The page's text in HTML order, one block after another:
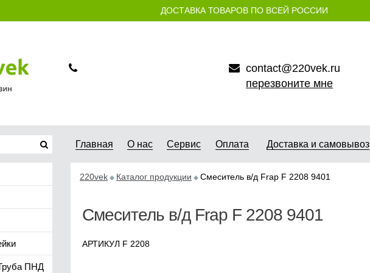
ДОСТАВКА ТОВАРОВ ПО ВСЕЙ РОССИИ
contact@220vek.ru
перезвоните мне
ПНД
Главная О нас Сервис Оплата Доставка и самовывоз
220vek Каталог продукции Смеситель в/д Frap F 2208 9401
Смеситель в/д Frap F 2208 9401
АРТИКУЛ F 2208